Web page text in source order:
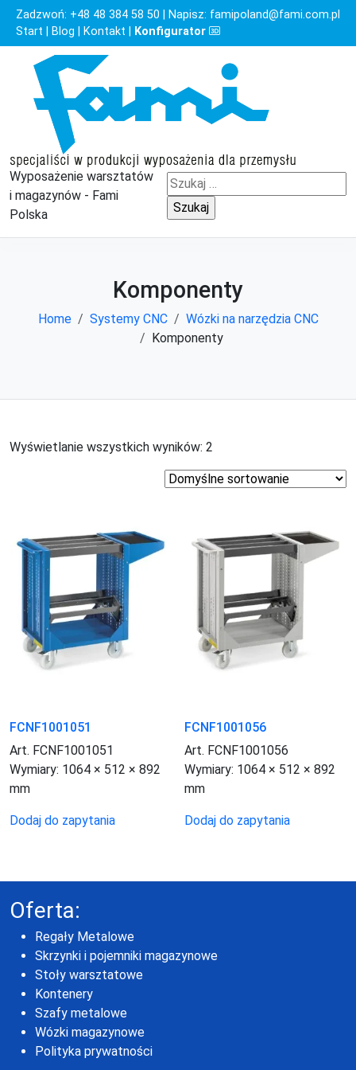
Zadzwoń: +48 48 384 58 50 | Napisz: famipoland@fami.com.pl
Start
Blog Kontakt Konfigurator
Wyposażenie warsztatów
i magazynów - Fami
Polska
Szukaj:
Komponenty
Home Systemy CNC
Wózki na narzędzia CNC
Komponenty
Wyświetlanie wszystkich wyników: 2
FCNF1001051
Art. FCNF1001051
Wymiary: 1064 × 512 × 892
mm
Dodaj do zapytania
FCNF1001056
Art. FCNF1001056
Wymiary: 1064 × 512 × 892
mm
Dodaj do zapytania
Oferta:
Regały Metalowe
Skrzynki i pojemniki magazynowe
Stoły warsztatowe
Kontenery
Szafy metalowe
Wózki magazynowe
Polityka prywatności